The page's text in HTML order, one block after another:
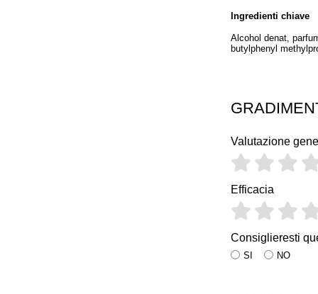
Ingredienti chiave
Alcohol denat,
butylphenyl
Valutazione
Efficacia
Consiglieresti
SI NO